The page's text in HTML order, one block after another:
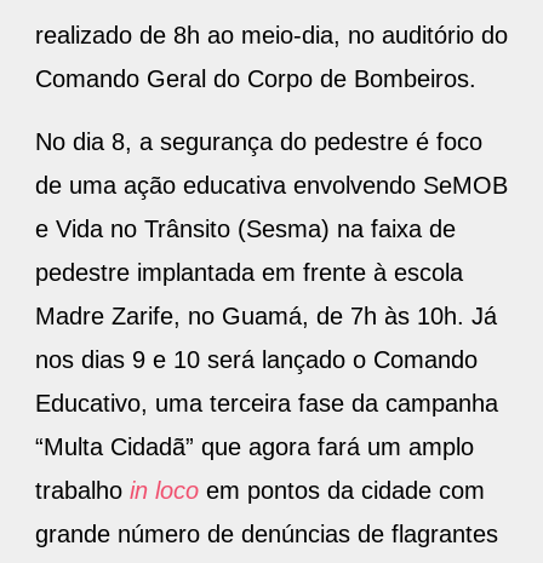
realizado de 8h ao meio-dia, no auditório do
Comando Geral do Corpo de Bombeiros.
No dia 8, a segurança do pedestre é foco
de uma ação educativa envolvendo SeMOB
e Vida no Trânsito (Sesma) na faixa de
pedestre implantada em frente à escola
Madre Zarife, no Guamá, de 7h às 10h. Já
nos dias 9 e 10 será lançado o Comando
Educativo, uma terceira fase da campanha
“Multa Cidadã” que agora fará um amplo
trabalho in loco em pontos da cidade com
grande número de denúncias de flagrantes